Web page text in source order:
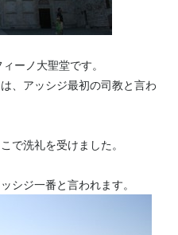
ーノ大聖堂です。
、アッシジ最初の司教と言わ
で洗礼を受けました。
シジ一番と言われます。